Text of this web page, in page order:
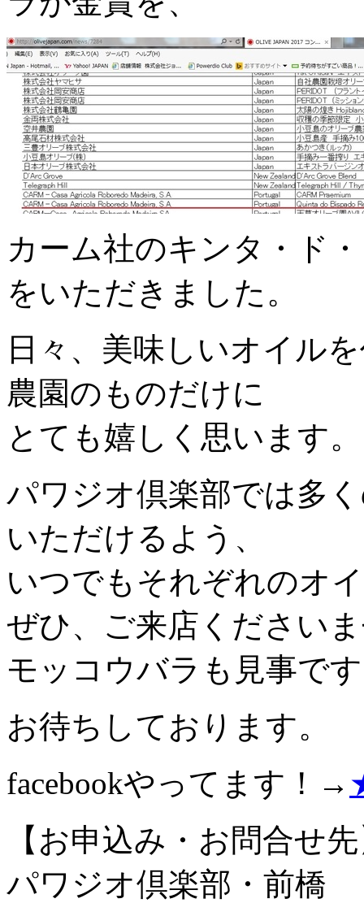
カーム社のキンタ・ド
をいただきました。
日々、美味しいオイル
農園のものだけに
とても嬉しく思います。
パワジオ倶楽部では多
いただけるよう、
いつでもそれぞれのオ
ぜひ、ご来店ください
モッコウバラも見事で
お待ちしております。
facebookやってます！→
【お申込み・お問合せ
パワジオ倶楽部・前橋